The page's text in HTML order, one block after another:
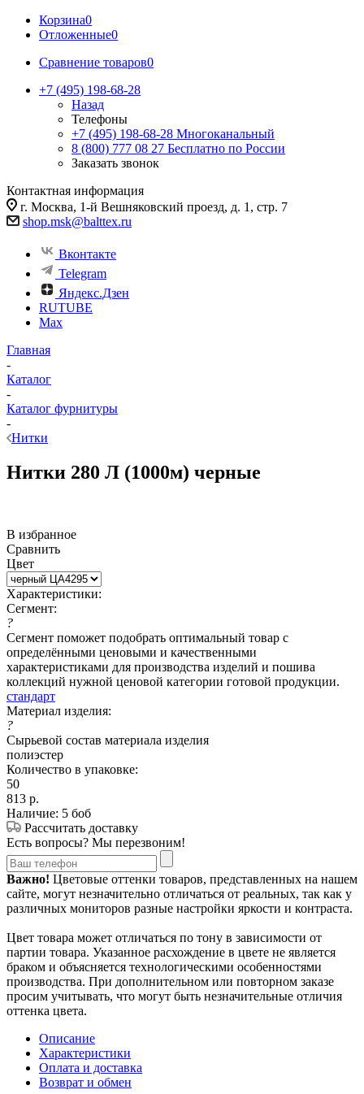
Корзина0
Отложенные0
Сравнение товаров0
+7 (495) 198-68-28
Назад
Телефоны
+7 (495) 198-68-28 Многоканальный
8 (800) 777 08 27 Бесплатно по России
Заказать звонок
Контактная информация
г. Москва, 1-й Вешняковский проезд, д. 1, стр. 7
shop.msk@balttex.ru
Вконтакте
Telegram
Яндекс.Дзен
RUTUBE
Max
Главная
-
Каталог
-
Каталог фурнитуры
-
Нитки
Нитки 280 Л (1000м) черные
В избранное
Сравнить
Цвет
Характеристики:
Сегмент:
?
Сегмент поможет подобрать оптимальный товар с
определёнными ценовыми и качественными
характеристиками для производства изделий и пошива
коллекций нужной ценовой категории готовой продукции.
стандарт
Материал изделия:
?
Сырьевой состав материала изделия
полиэстер
Количество в упаковке:
50
813 р.
Наличие: 5 боб
Рассчитать доставку
Есть вопросы? Мы перезвоним!
Важно! Цветовые оттенки товаров, представленных на нашем
сайте, могут незначительно отличаться от реальных, так как у
различных мониторов разные настройки яркости и контраста.
Цвет товара может отличаться по тону в зависимости от
партии товара. Указанное расхождение в цвете не является
браком и объясняется технологическими особенностями
производства. При дополнительном или повторном заказе
просим учитывать, что могут быть незначительные отличия
оттенка цвета.
Описание
Характеристики
Оплата и доставка
Возврат и обмен